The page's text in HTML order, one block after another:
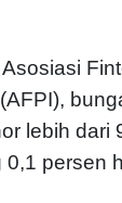
lebih dari
persen